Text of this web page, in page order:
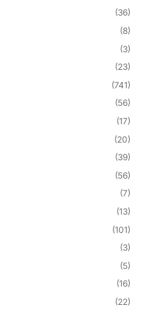
(36)
(8)
(3)
(23)
(741)
(56)
(17)
(20)
(39)
(56)
(7)
(13)
(101)
(3)
(5)
(16)
(22)